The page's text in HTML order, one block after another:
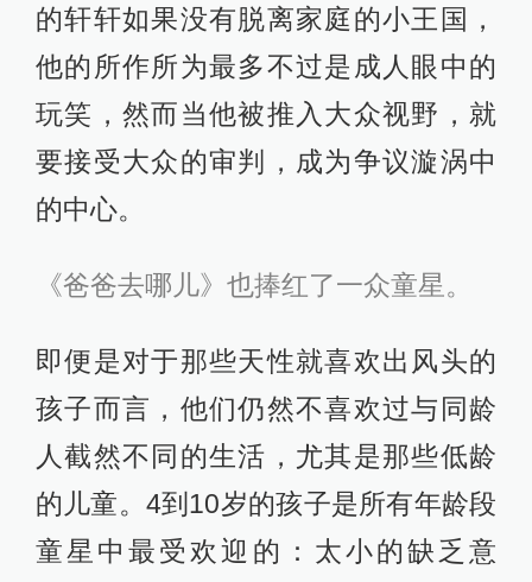
的轩轩如果没有脱离家庭的小王国，
他的所作所为最多不过是成人眼中的
玩笑，然而当他被推入大众视野，就
要接受大众的审判，成为争议漩涡中
的中心。
《爸爸去哪儿》也捧红了一众童星。
即便是对于那些天性就喜欢出风头的
孩子而言，他们仍然不喜欢过与同龄
人截然不同的生活，尤其是那些低龄
的儿童。4到10岁的孩子是所有年龄段
童星中最受欢迎的：太小的缺乏意